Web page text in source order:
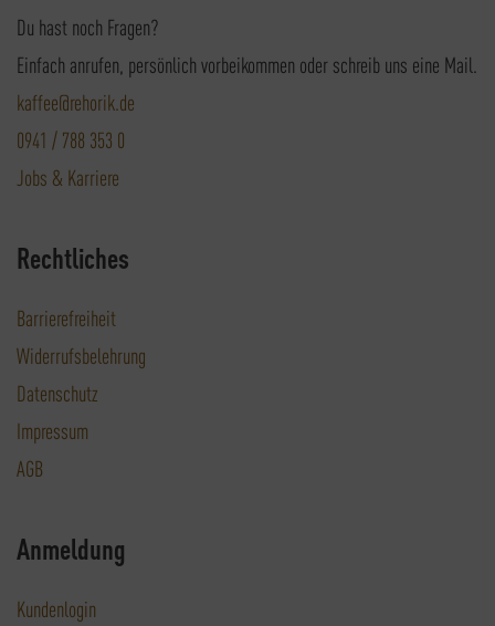
Du hast noch Fragen?
Einfach anrufen, persönlich vorbeikommen oder schreib uns eine Mail.
kaffee@rehorik.de
0941 / 788 353 0
Jobs & Karriere
Rechtliches
Barrierefreiheit
Widerrufsbelehrung
Datenschutz
Impressum
AGB
Anmeldung
Kundenlogin